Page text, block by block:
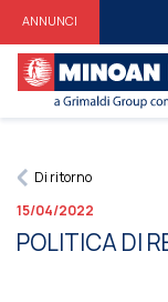
ANNUNCI
Di ritorno
15/04/2022
POLITICA DI